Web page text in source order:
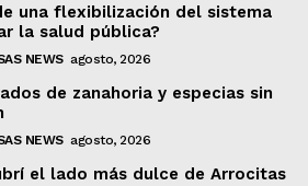
una flexibilización del sistema
la salud pública?
NEWS agosto, 2026
de zanahoria y especias sin
NEWS agosto, 2026
el lado más dulce de Arrocitas